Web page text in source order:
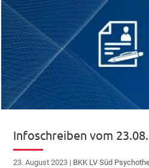
Infoschreiben vom
23. August 2023 | BKK LV Süd